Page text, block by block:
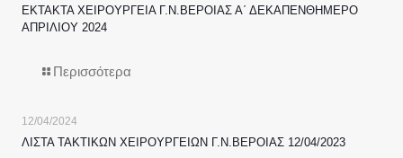
ΕΚΤΑΚΤΑ ΧΕΙΡΟΥΡΓΕΙΑ Γ.Ν.ΒΕΡΟΙΑΣ Α΄ ΔΕΚΑΠΕΝΘΗΜΕΡΟ
ΑΠΡΙΛΙΟΥ 2024
Περισσότερα
12/04/2024
ΛΙΣΤΑ ΤΑΚΤΙΚΩΝ ΧΕΙΡΟΥΡΓΕΙΩΝ Γ.Ν.ΒΕΡΟΙΑΣ 12/04/2023